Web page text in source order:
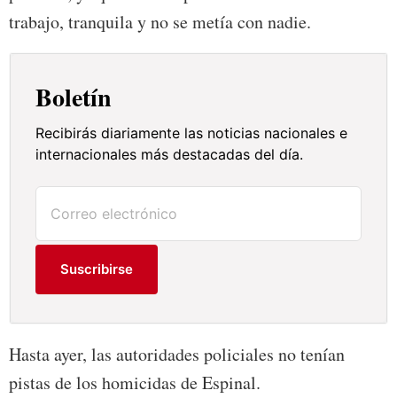
trabajo, tranquila y no se metía con nadie.
Boletín
Recibirás diariamente las noticias nacionales e
internacionales más destacadas del día.
Suscribirse
Hasta ayer, las autoridades policiales no tenían
pistas de los homicidas de Espinal.